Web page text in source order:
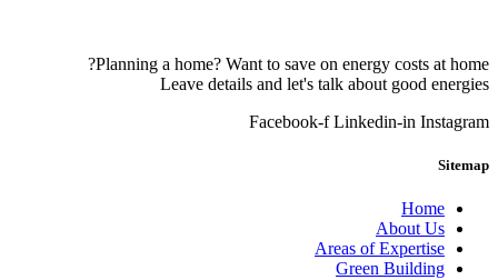
Planning a home? Want to save on energy costs at home?
Leave details and let's talk about good energies
Facebook-f Linkedin-in Instagram
Sitemap
Home
About Us
Areas of Expertise
Green Building